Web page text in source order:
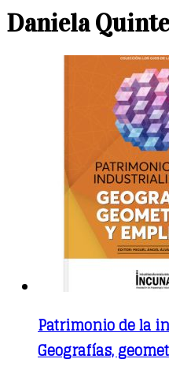
Daniela
Patrimonio de la
Geografías,